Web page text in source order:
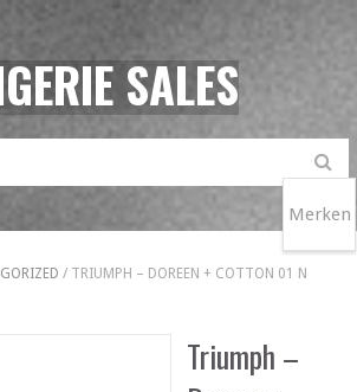
SALES
/ TRIUMPH – DOREEN + COTTON 01 N
Triumph –
Merken